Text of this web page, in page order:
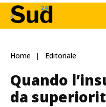
Home Editoriale
Quando
da